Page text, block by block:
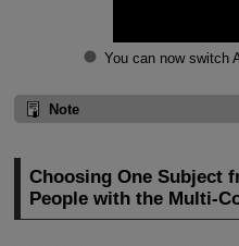
You can now switch
Note
Choosing One Subject
People with the Multi-